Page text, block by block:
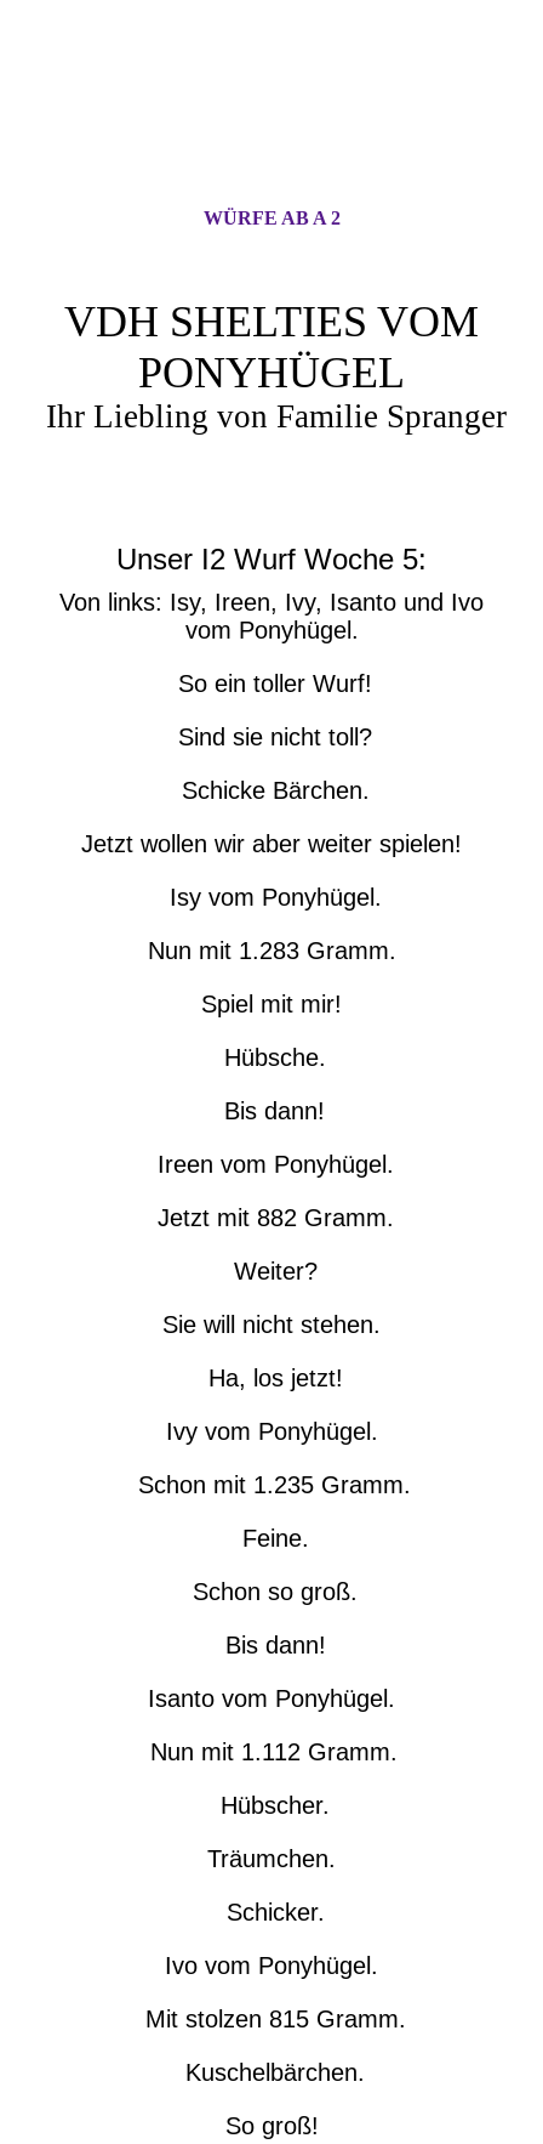
WÜRFE AB A 2
VDH SHELTIES VOM
PONYHÜGEL
Ihr Liebling von Familie Spranger
Unser I2 Wurf Woche 5:
Von links: Isy, Ireen, Ivy, Isanto und Ivo
vom Ponyhügel.
So ein toller Wurf!
Sind sie nicht toll?
Schicke Bärchen.
Jetzt wollen wir aber weiter spielen!
Isy vom Ponyhügel.
Nun mit 1.283 Gramm.
Spiel mit mir!
Hübsche.
Bis dann!
Ireen vom Ponyhügel.
Jetzt mit 882 Gramm.
Weiter?
Sie will nicht stehen.
Ha, los jetzt!
Ivy vom Ponyhügel.
Schon mit 1.235 Gramm.
Feine.
Schon so groß.
Bis dann!
Isanto vom Ponyhügel.
Nun mit 1.112 Gramm.
Hübscher.
Träumchen.
Schicker.
Ivo vom Ponyhügel.
Mit stolzen 815 Gramm.
Kuschelbärchen.
So groß!